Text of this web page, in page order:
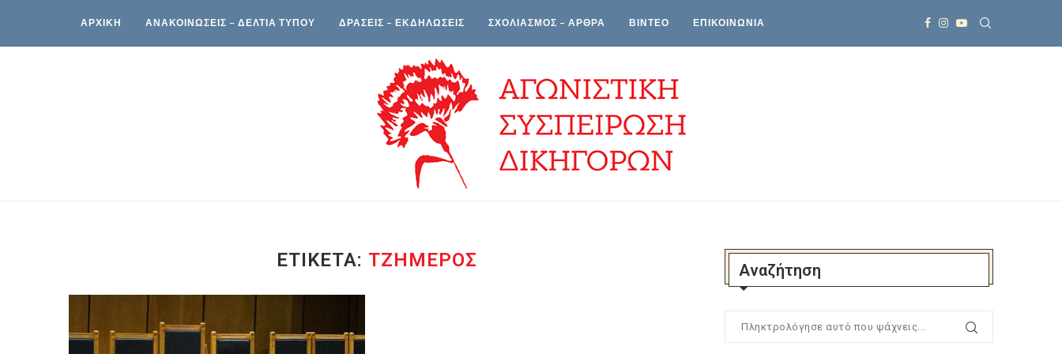
ΑΡΧΙΚΗ ΑΝΑΚΟΙΝΩΣΕΙΣ – ΔΕΛΤΙΑ ΤΥΠΟΥ ΔΡΑΣΕΙΣ – ΕΚΔΗΛΩΣΕΙΣ ΣΧΟΛΙΑΣΜΟΣ – ΑΡΘΡΑ ΒΙΝΤΕΟ ΕΠΙΚΟΙΝΩΝΙΑ
ΕΤΙΚΈΤΑ: ΤΖΉΜΕΡΟΣ Αναζήτηση